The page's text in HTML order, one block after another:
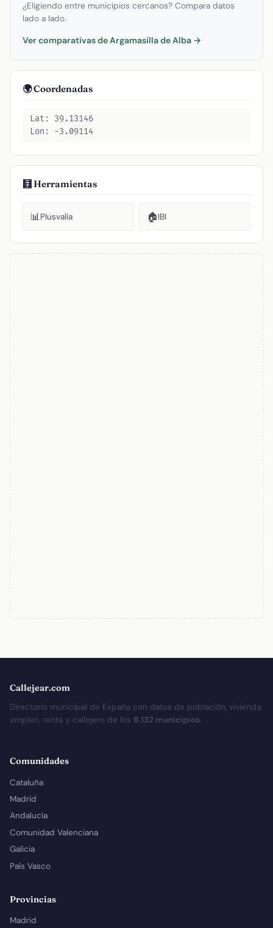
¿Eligiendo entre municipios cercanos? Compara datos
lado a lado.
Ver comparativas de Argamasilla de Alba →
🌍 Coordenadas
Lat: 39.13146
Lon: -3.09114
🧮 Herramientas
📊Plusvalía 🏠IBI
Callejear.com
Directorio municipal de España con datos de población, vivienda,
empleo, renta y callejero de los 8.132 municipios.
Comunidades
Cataluña
Madrid
Andalucía
Comunidad Valenciana
Galicia
País Vasco
Provincias
Madrid